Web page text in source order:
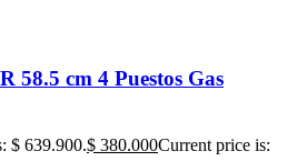
cm 4 Puestos Gas
$ 639.900.$ 380.000Current price is: